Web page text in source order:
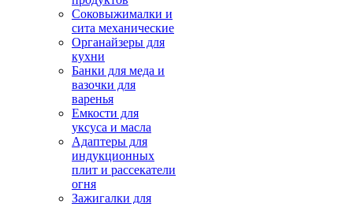
Соковыжималки и
сита механические
Органайзеры для
кухни
Банки для меда и
вазочки для
варенья
Емкости для
уксуса и масла
Адаптеры для
индукционных
плит и рассекатели
огня
Зажигалки для